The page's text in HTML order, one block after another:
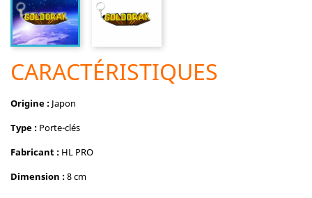
CARACTÉRISTIQUES
Origine : Japon
Type : Porte-clés
Fabricant : HL PRO
Dimension :8 cm